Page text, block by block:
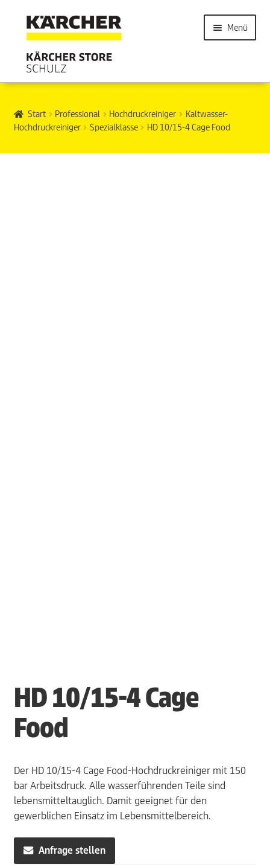
Menü
Start Professional Hochdruckreiniger
Kaltwasser-
Hochdruckreiniger
Spezialklasse HD 10/15-4 Cage Food
HD 10/15-4 Cage
Food
Der HD 10/15-4 Cage Food-Hochdruckreiniger mit 150
bar Arbeitsdruck. Alle wasserführenden Teile sind
lebensmitteltauglich. Damit geeignet für den
gewerblichen Einsatz im Lebensmittelbereich.
Anfrage stellen